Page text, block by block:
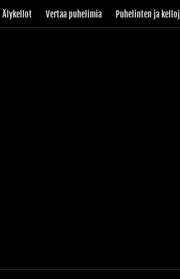
Älykellot Vertaa puhelimia Puhelinten ja